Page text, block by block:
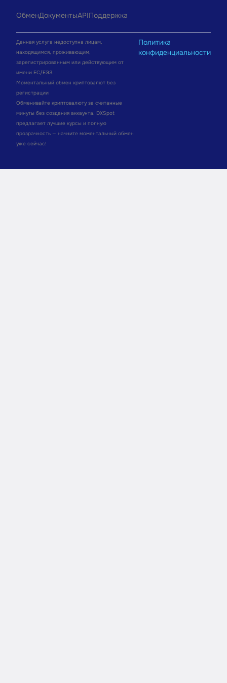
ОбменДокументыAPIПоддержка
Данная услуга недоступна лицам,
находящимся, проживающим,
зарегистрированным или действующим от
имени ЕС/ЕЭЗ.
Моментальный обмен криптовалют без
регистрации
Обменивайте криптовалюту за считанные
минуты без создания аккаунта. DXSpot
предлагает лучшие курсы и полную
прозрачность — начните моментальный обмен
уже сейчас!
Политика
конфиденциальности